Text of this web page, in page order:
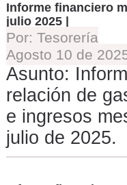
Informe financiero
julio 2025 |
Por: Tesorería
Agosto 10 de
Asunto:
relación de
e ingresos
julio de 2025.